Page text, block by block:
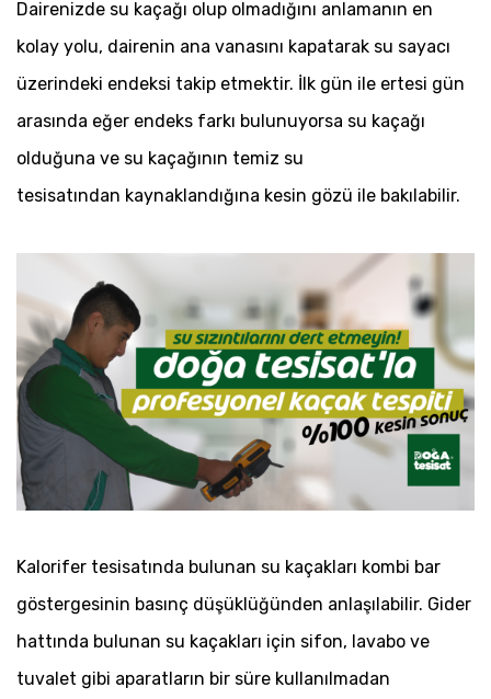
Dairenizde su kaçağı olup olmadığını anlamanın en
kolay yolu, dairenin ana vanasını kapatarak su sayacı
üzerindeki endeksi takip etmektir. İlk gün ile ertesi gün
arasında eğer endeks farkı bulunuyorsa su kaçağı
olduğuna ve su kaçağının temiz su
tesisatından kaynaklandığına kesin gözü ile bakılabilir.
Kalorifer tesisatında bulunan su kaçakları kombi bar
göstergesinin basınç düşüklüğünden anlaşılabilir. Gider
hattında bulunan su kaçakları için sifon, lavabo ve
tuvalet gibi aparatların bir süre kullanılmadan